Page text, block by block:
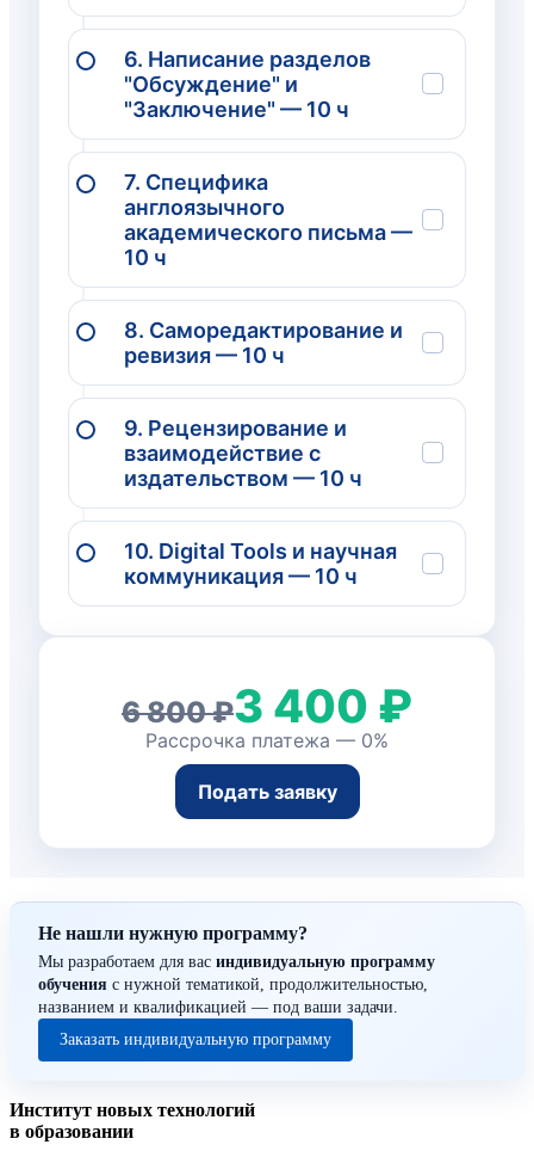
6. Написание разделов
"Обсуждение" и
"Заключение" — 10 ч
7. Специфика
англоязычного
академического письма —
10 ч
8. Саморедактирование и
ревизия — 10 ч
9. Рецензирование и
взаимодействие с
издательством — 10 ч
10. Digital Tools и научная
коммуникация — 10 ч
6 800 ₽3 400 ₽
Рассрочка платежа — 0%
Подать заявку
Не нашли нужную программу?
Мы разработаем для вас индивидуальную программу
обучения с нужной тематикой, продолжительностью,
названием и квалификацией — под ваши задачи.
Заказать индивидуальную программу
Институт новых технологий
в образовании